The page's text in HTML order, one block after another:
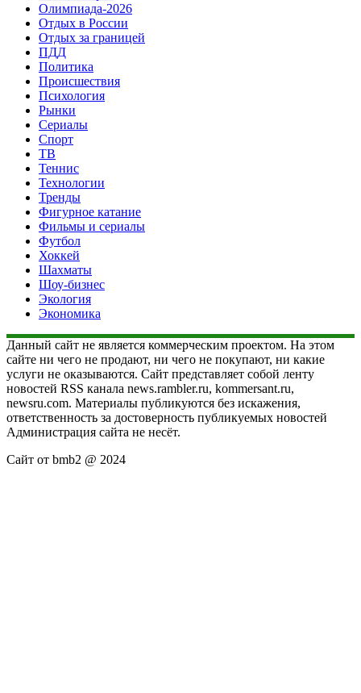
Олимпиада-2026
Отдых в России
Отдых за границей
ПДД
Политика
Происшествия
Психология
Рынки
Сериалы
Спорт
ТВ
Теннис
Технологии
Тренды
Фигурное катание
Фильмы и сериалы
Футбол
Хоккей
Шахматы
Шоу-бизнес
Экология
Экономика
Данный сайт не является коммерческим проектом. На этом
сайте ни чего не продают, ни чего не покупают, ни какие
услуги не оказываются. Сайт представляет собой ленту
новостей RSS канала news.rambler.ru, kommersant.ru,
newsru.com. Материалы публикуются без искажения,
ответственность за достоверность публикуемых новостей
Администрация сайта не несёт.
Сайт от bmb2 @ 2024